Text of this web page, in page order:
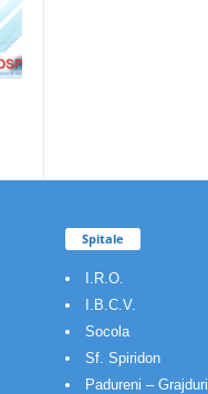
Spitale
I.R.O.
I.B.C.V.
Socola
Sf. Spiridon
Padureni – Grajduri